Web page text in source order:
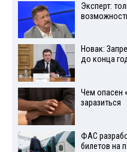
Эксперт:
Новак:
до конца
Чем опасен
заразиться
ФАС
билетов на